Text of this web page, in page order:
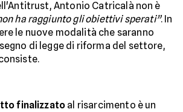
Antonio Catricalà non è
ha raggiunto gli obiettivi sperati”. In
le nuove modalità che saranno
di legge di riforma del settore,
finalizzato al risarcimento è un